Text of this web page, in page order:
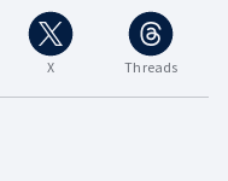
X Threads